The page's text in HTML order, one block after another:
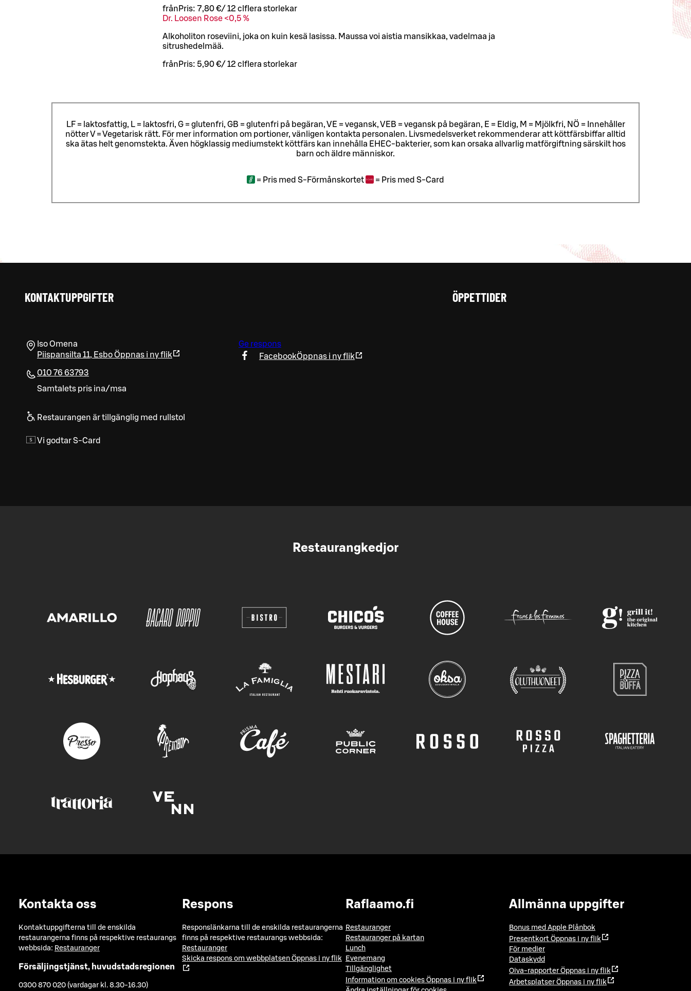
från Pris: 7,80 €/ 12 cl flera storlekar
Dr. Loosen Rose <0,5 %
Alkoholiton roseviini, joka on kuin kesä lasissa. Maussa voi aistia mansikkaa, vadelmaa ja
sitrushedelmää.
från Pris: 5,90 €/ 12 cl flera storlekar
LF = laktosfattig, L = laktosfri, G = glutenfri, GB = glutenfri på begäran, VE = vegansk, VEB = vegansk på begäran, E = Eldig, M = Mjölkfri, NÖ = Innehåller
nötter V = Vegetarisk rätt. För mer information om portioner, vänligen kontakta personalen. Livsmedelsverket rekommenderar att köttfärsbiffar alltid
ska ätas helt genomstekta. Även högklassig mediumstekt köttfärs kan innehålla EHEC-bakterier, som kan orsaka allvarlig matförgiftning särskilt hos
barn och äldre människor.
= Pris med S-Förmånskortet = Pris med S-Card
KONTAKTUPPGIFTER
Iso Omena
Piispansilta 11, EsboÖppnas i ny flik
010 76 63793
Samtalets pris ina/msa
Restaurangen är tillgänglig med rullstol
Vi godtar S-Card
Ge respons
FacebookÖppnas i ny flik
ÖPPETTIDER
Restaurangkedjor
Kontakta oss
Kontaktuppgifterna till de enskilda
restaurangerna finns på respektive restaurangs
webbsida: Restauranger
Försäljingstjänst, huvudstadsregionen
0300 870 020 (vardagar kl. 8.30-16.30)
Respons
Responslänkarna till de enskilda restaurangerna
finns på respektive restaurangs webbsida:
Restauranger
Skicka respons om webbplatsen Öppnas i ny flik
Raflaamo.fi
Restauranger
Restauranger på kartan
Lunch
Evenemang
Tillgänglighet
Information om cookies Öppnas i ny flik
Allmänna uppgifter
Bonus med Apple Plånbok
Presentkort Öppnas i ny flik
För medier
Dataskydd
Oiva-rapporter Öppnas i ny flik
Arbetsplatser Öppnas i ny flik